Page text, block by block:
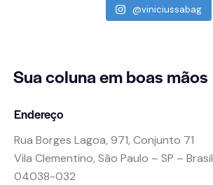
@viniciussabag
Sua colunaem boas mãos
Endereço
Rua Borges Lagoa, 971, Conjunto 71
Vila Clementino, São Paulo – SP – Brasil
04038-032